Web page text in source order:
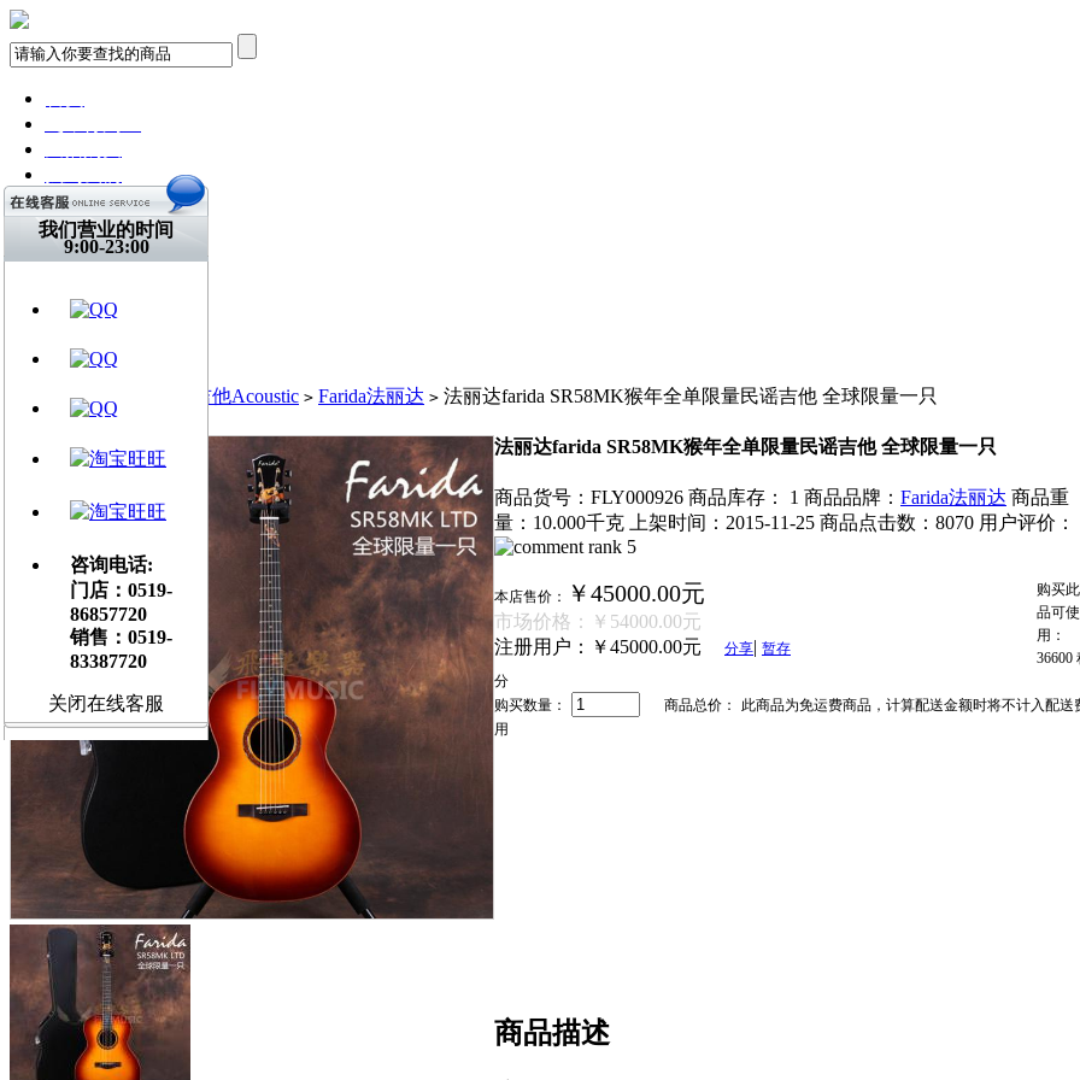
关注微博
视频网站
文章资讯
交流平台
乐器周边
当前位置: 民谣吉他Acoustic > Farida法丽达 > 法丽达farida SR58MK猴年全单限量民谣吉他 全球限量一只
法丽达farida SR58MK猴年全单限量民谣吉他 全球限量一只
商品货号：FLY000926 商品库存： 1 商品品牌： Farida法丽达 商品重
量：10.000千克
上架时间：2015-11-25 商品点击数：8070 用户评价：
本店售价： ￥45000.00元
市场价格：
￥54000.00元
注册用户：
￥45000.00元 分享| 暂存
购买
品可使
用：
36600
分
购买数量：
商品总价：
此商品为免运费商品，计算配送金额时将不计入配送
用
商品描述
我们营业的时间
9:00-23:00
咨询电话:
门店：0519-
86857720
销售：0519-
83387720
关闭在线客服